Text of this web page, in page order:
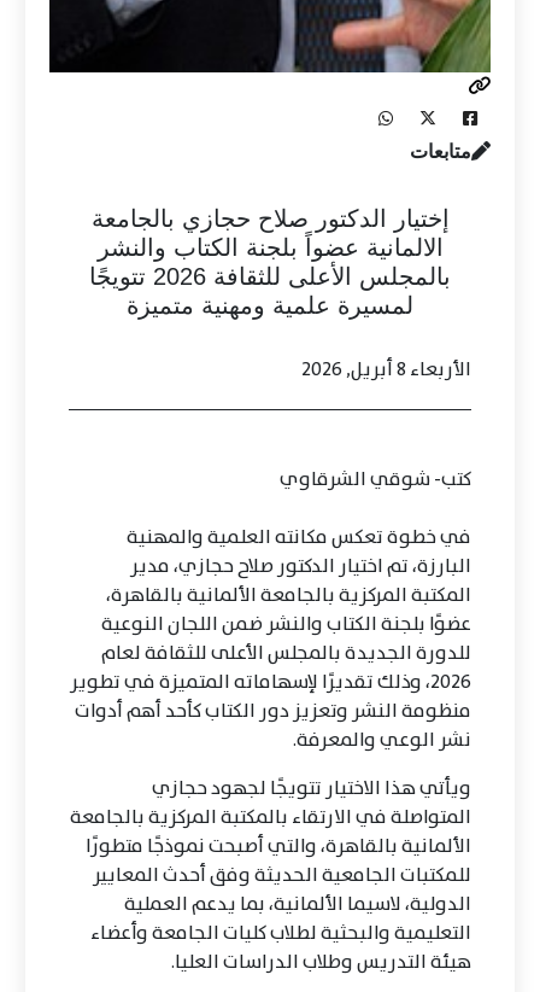
متابعات
إختيار الدكتور صلاح حجازي بالجامعة
الالمانية عضواً بلجنة الكتاب والنشر
بالمجلس الأعلى للثقافة 2026 تتويجًا
لمسيرة علمية ومهنية متميزة
الأربعاء 8 أبريل, 2026
كتب- شوقي الشرقاوي
في خطوة تعكس مكانته العلمية والمهنية
البارزة، تم اختيار الدكتور صلاح حجازي، مدير
المكتبة المركزية بالجامعة الألمانية بالقاهرة،
عضوًا بلجنة الكتاب والنشر ضمن اللجان النوعية
للدورة الجديدة بالمجلس الأعلى للثقافة لعام
2026، وذلك تقديرًا لإسهاماته المتميزة في تطوير
منظومة النشر وتعزيز دور الكتاب كأحد أهم أدوات
نشر الوعي والمعرفة.
ويأتي هذا الاختيار تتويجًا لجهود حجازي
المتواصلة في الارتقاء بالمكتبة المركزية بالجامعة
الألمانية بالقاهرة، والتي أصبحت نموذجًا متطورًا
للمكتبات الجامعية الحديثة وفق أحدث المعايير
الدولية، لاسيما الألمانية، بما يدعم العملية
التعليمية والبحثية لطلاب كليات الجامعة وأعضاء
هيئة التدريس وطلاب الدراسات العليا.